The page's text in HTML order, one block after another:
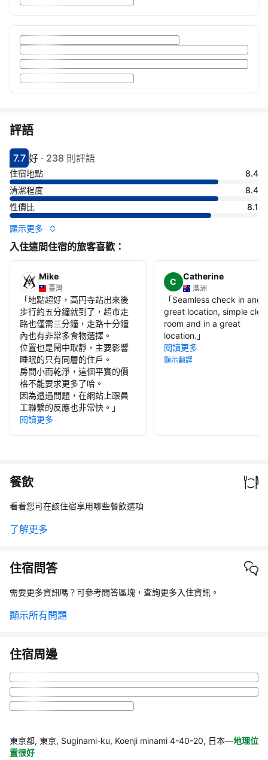
評語
分數7.7分
7.7
評比好好 · 238 則評語
住宿地點
8.4
清潔程度
8.4
性價比
8.1
顯示更多
入住這間住宿的旅客喜歡：
Mike
臺灣
「地點超好，高円寺站出來後
步行約五分鐘就到了，超市走
路也僅需三分鐘，走路十分鐘
內也有非常多食物選擇。
位置也是鬧中取靜，主要影響
睡眠的只有同層的住戶。
房間小而乾淨，這個平實的價
格不能要求更多了哈。
因為遭遇問題，在網站上跟員
工聯繫的反應也非常快。 」
閱讀更多
C
Catherine
澳洲
「Seamless check in and
great location, simple
room and in a great
location. 」
閱讀更多
顯示翻譯
餐飲
看看您可在該住宿享用哪些餐飲選項
了解更多
住宿問答
需要更多資訊嗎？可參考問答區塊，查詢更多入住資訊。
顯示所有問題
住宿周邊
東京都, 東京, Suginami-ku, Koenji minami 4-40-20, 日本—地理位
置很好